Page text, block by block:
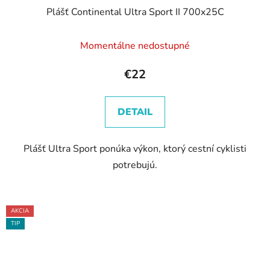
Plášť Continental Ultra Sport II 700x25C
Momentálne nedostupné
€22
DETAIL
Plášť Ultra Sport ponúka výkon, ktorý cestní cyklisti
potrebujú.
AKCIA
TIP